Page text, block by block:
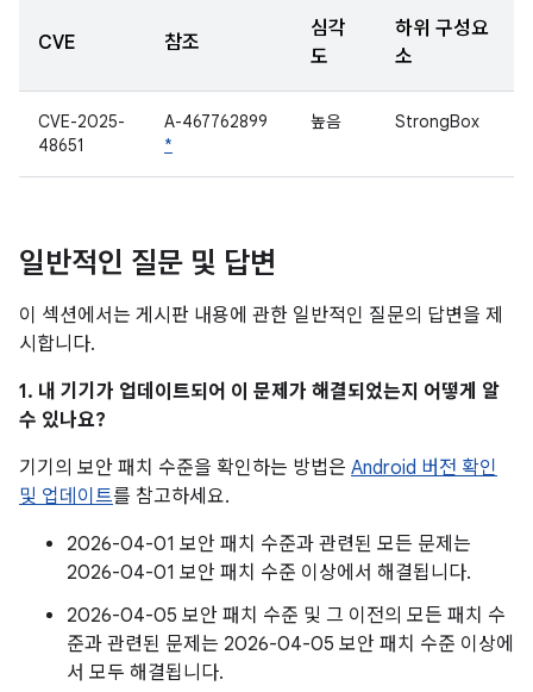
CVE 참조
심각
도
하위 구성요
소
CVE-2025-
48651
A-467762899
*
높음 StrongBox
일반적인 질문 및 답변
이 섹션에서는 게시판 내용에 관한 일반적인 질문의 답변을 제
시합니다.
1. 내 기기가 업데이트되어 이 문제가 해결되었는지 어떻게 알
수 있나요?
기기의 보안 패치 수준을 확인하는 방법은 Android 버전 확인
및 업데이트를 참고하세요.
2026-04-01 보안 패치 수준과 관련된 모든 문제는
2026-04-01 보안 패치 수준 이상에서 해결됩니다.
2026-04-05 보안 패치 수준 및 그 이전의 모든 패치 수
준과 관련된 문제는 2026-04-05 보안 패치 수준 이상에
서 모두 해결됩니다.